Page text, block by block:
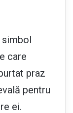
simbol
care
praz
pentru
ei.